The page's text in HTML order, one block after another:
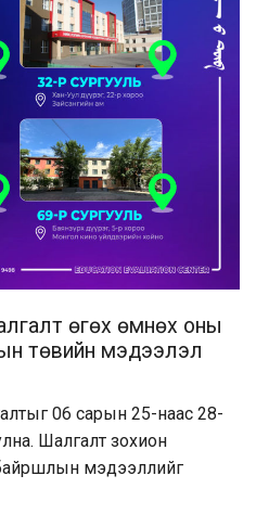
өгөх өмнөх оны
төвийн мэдээлэл
06 сарын 25-наас 28-
Шалгалт зохион
байршлын мэдээллийг